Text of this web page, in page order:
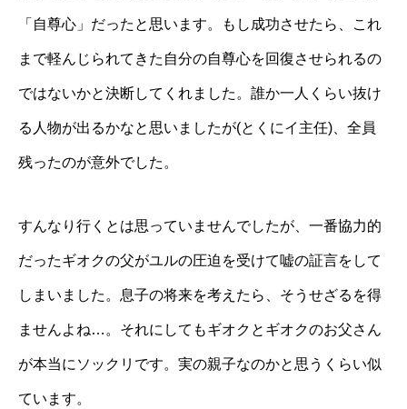
「自尊心」だったと思います。もし成功させたら、これ
まで軽んじられてきた自分の自尊心を回復させられるの
ではないかと決断してくれました。誰か一人くらい抜け
る人物が出るかなと思いましたが(とくにイ主任)、全員
残ったのが意外でした。
すんなり行くとは思っていませんでしたが、一番協力的
だったギオクの父がユルの圧迫を受けて嘘の証言をして
しまいました。息子の将来を考えたら、そうせざるを得
ませんよね…。それにしてもギオクとギオクのお父さん
が本当にソックリです。実の親子なのかと思うくらい似
ています。